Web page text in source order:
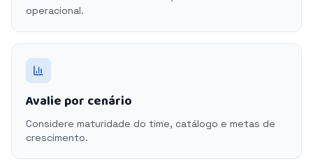
operacional.
Avalie por cenário
Considere maturidade do time, catálogo e metas de
crescimento.